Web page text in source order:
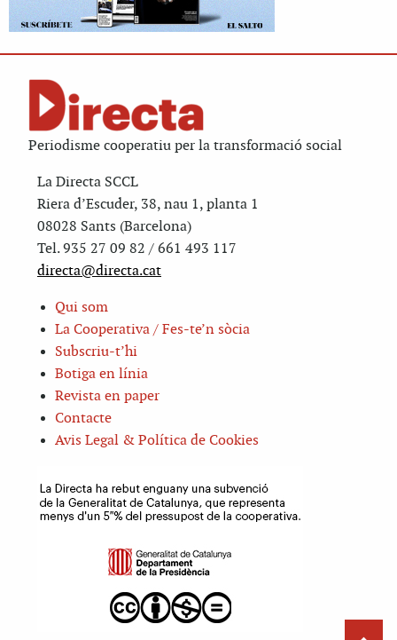
Periodisme cooperatiu per la transformació social
La Directa SCCL
Riera d’Escuder, 38, nau 1, planta 1
08028 Sants (Barcelona)
Tel. 935 27 09 82 / 661 493 117
directa@directa.cat
Qui som
La Cooperativa / Fes-te’n sòcia
Subscriu-t’hi
Botiga en línia
Revista en paper
Contacte
Avis Legal & Política de Cookies